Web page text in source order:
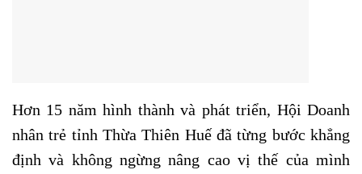
Hơn 15 năm hình thành và phát triển, Hội Doanh
nhân trẻ tỉnh Thừa Thiên Huế đã từng bước khẳng
định và không ngừng nâng cao vị thế của mình